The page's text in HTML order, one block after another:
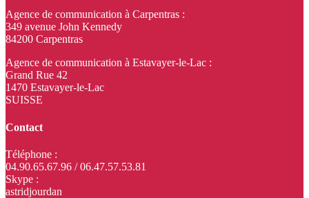
Agence de communication à Carpentras :
349 avenue John Kennedy
84200 Carpentras
Agence de communication à Estavayer-le-Lac :
Grand Rue 42
1470 Estavayer-le-Lac
SUISSE
Contact
Téléphone :
04.90.65.67.96 / 06.47.57.53.81
Skype :
astridjourdan